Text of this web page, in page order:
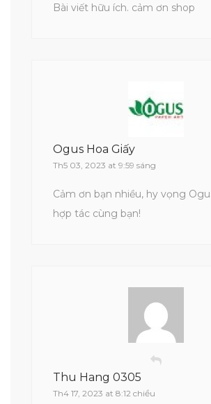
Bài viết hữu ích. cảm ơn shop
Ogus Hoa Giấy
Th5 03, 2023 at 9:59 sáng
Cảm ơn bạn nhiều, hy vọng
hợp tác cùng bạn!
Thu Hang 0305
Th4 17, 2023 at 8:12 chiều